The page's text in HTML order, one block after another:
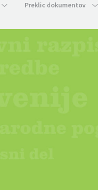
Preklic dokumentov